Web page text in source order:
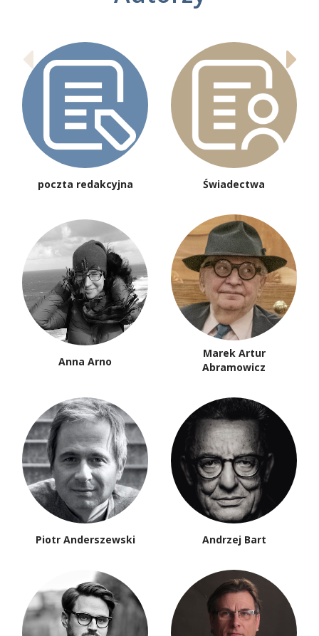
poczta redakcyjna Świadectwa
Anna Arno
Marek Artur
Abramowicz
Piotr Anderszewski Andrzej Bart